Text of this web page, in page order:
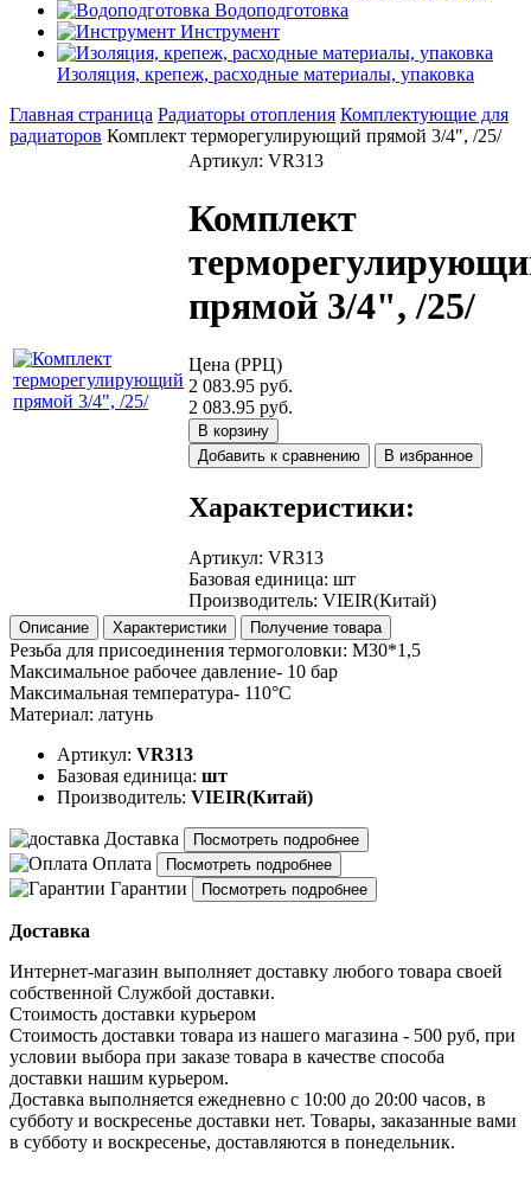
Водоподготовка
Инструмент
Изоляция, крепеж, расходные материалы, упаковка
Главная страница Радиаторы отопления Комплектующие для
радиаторов Комплект терморегулирующий прямой 3/4", /25/
Артикул: VR313
Комплект
прямой 3/4", /25/
Цена (РРЦ)
2 083.95 руб.
2 083.95 руб.
В корзину
Добавить к сравнению
В избранное
Характеристики:
Артикул: VR313
Базовая единица: шт
Производитель: VIEIR(Китай)
Описание Характеристики Получение товара
Резьба для присоединения термоголовки: М30*1,5
Максимальное рабочее давление- 10 бар
Максимальная температура- 110°С
Материал: латунь
Артикул: VR313
Базовая единица: шт
Производитель: VIEIR(Китай)
Доставка Посмотреть подробнее
Оплата Посмотреть подробнее
Гарантии Посмотреть подробнее
Доставка
Интернет-магазин выполняет доставку любого товара своей
собственной Службой доставки.
Стоимость доставки курьером
Стоимость доставки товара из нашего магазина - 500 руб, при
условии выбора при заказе товара в качестве способа
доставки нашим курьером.
Доставка выполняется ежедневно с 10:00 до 20:00 часов, в
субботу и воскресенье доставки нет. Товары, заказанные вами
в субботу и воскресенье, доставляются в понедельник.